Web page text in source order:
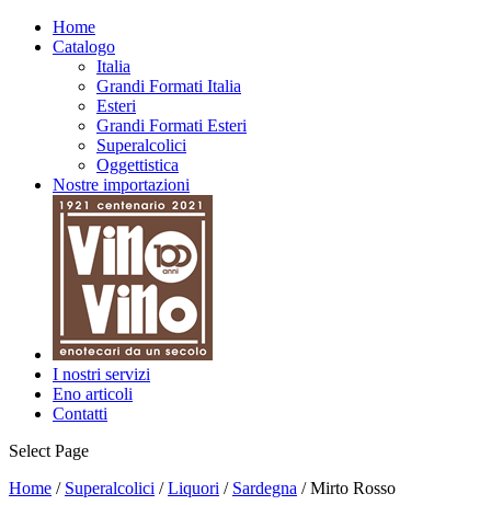
Home
Catalogo
Italia
Grandi Formati Italia
Esteri
Grandi Formati Esteri
Superalcolici
Oggettistica
Nostre importazioni
I nostri servizi
Eno articoli
Contatti
Select Page
Home / Superalcolici /Liquori / Sardegna / Mirto Rosso